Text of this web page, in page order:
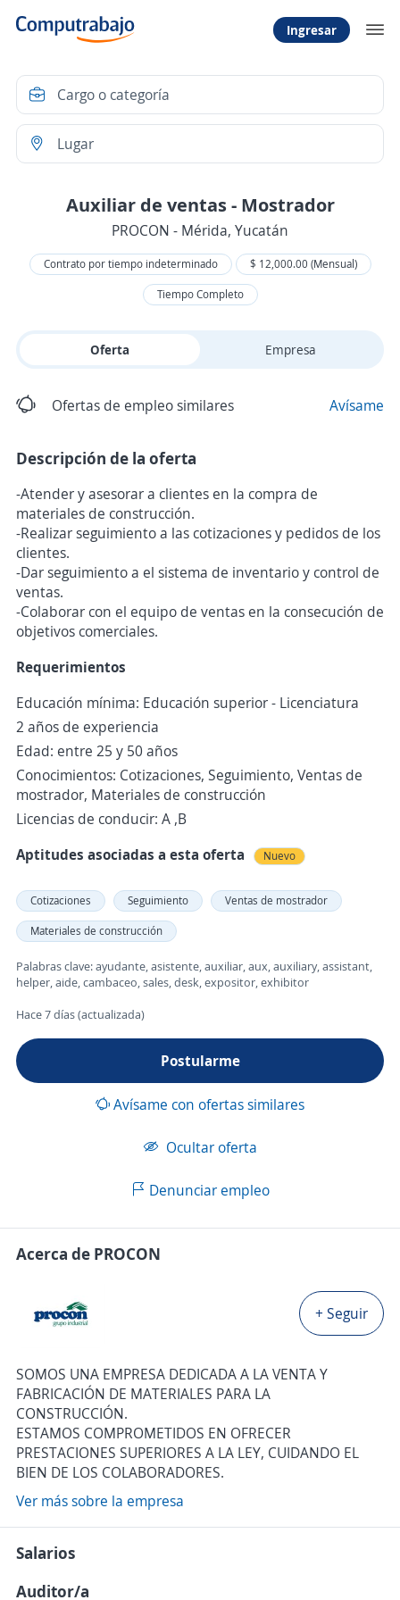
Ingresar
Auxiliar de ventas - Mostrador
PROCON - Mérida, Yucatán
Contrato por tiempo indeterminado
$ 12,000.00 (Mensual)
Tiempo Completo
Oferta Empresa
Ofertas de empleo similares Avísame
Descripción de la oferta
-Atender y asesorar a clientes en la compra de
materiales de construcción.
-Realizar seguimiento a las cotizaciones y pedidos de los
clientes.
-Dar seguimiento a el sistema de inventario y control de
ventas.
-Colaborar con el equipo de ventas en la consecución de
objetivos comerciales.
Requerimientos
Educación mínima: Educación superior - Licenciatura
2 años de experiencia
Edad: entre 25 y 50 años
Conocimientos: Cotizaciones, Seguimiento, Ventas de
mostrador, Materiales de construcción
Licencias de conducir: A ,B
Aptitudes asociadas a esta oferta
Nuevo
Cotizaciones Seguimiento
Ventas de mostrador
Materiales de construcción
Palabras clave: ayudante, asistente, auxiliar, aux, auxiliary, assistant,
helper, aide, cambaceo, sales, desk, expositor, exhibitor
Hace 7 días (actualizada)
Postularme
Avísame con ofertas similares
Ocultar oferta
Denunciar empleo
Acerca de PROCON
+ Seguir
SOMOS UNA EMPRESA DEDICADA A LA VENTA Y
FABRICACIÓN DE MATERIALES PARA LA
CONSTRUCCIÓN.
ESTAMOS COMPROMETIDOS EN OFRECER
PRESTACIONES SUPERIORES A LA LEY, CUIDANDO EL
BIEN DE LOS COLABORADORES.
Ver más sobre la empresa
Salarios
Auditor/a